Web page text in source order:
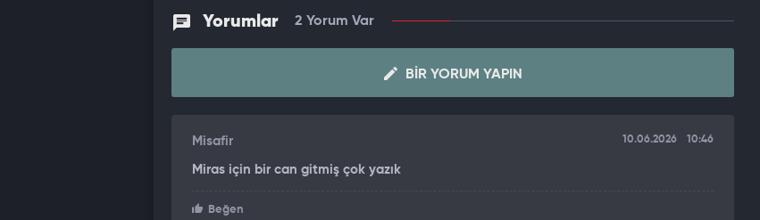
dansöz çıkmaz diyerek tehdit ettikleri iddiası üzerine HTS kayıtları geriye dönük şekilde
incelenmişti.
Adalet Bakanlığı bünyesinde Faili Meçhul Suçları Araştırma Daire Başkanlığı'nın
kurulması sonrası Aynur Kanbur dosyası tekrardan ele alındı. İstanbul Asayiş Şube
Polisin şüpheliye ulaşmak için özel bir ekip kurduğu, ardından şüphelinin Mecidiyeköy'de
Yorumlar 2 Yorum Var
BIR YORUM YAPIN
Misafir 10.06.2026 10:46
Miras için bir can gitmiş çok yazık
Beğen